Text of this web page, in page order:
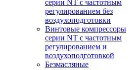
серии NT с частотным
регулированием без
воздухоподготовки
Винтовые компрессоры
серии NT с частотным
регулированием и
воздухоподготовкой
Безмасляные